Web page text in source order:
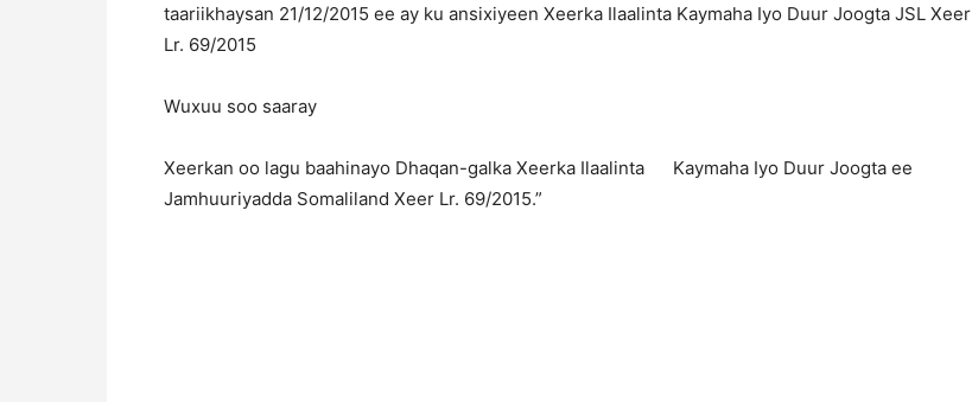
taariikhaysan 21/12/2015 ee ay ku ansixiyeen Xeerka Ilaalinta Kaymaha Iyo Duur Joogta JSL Xeer
Lr. 69/2015
Wuxuu soo saaray
Xeerkan oo lagu baahinayo Dhaqan-galka Xeerka Ilaalinta Kaymaha Iyo Duur Joogta ee
Jamhuuriyadda Somaliland Xeer Lr. 69/2015.”